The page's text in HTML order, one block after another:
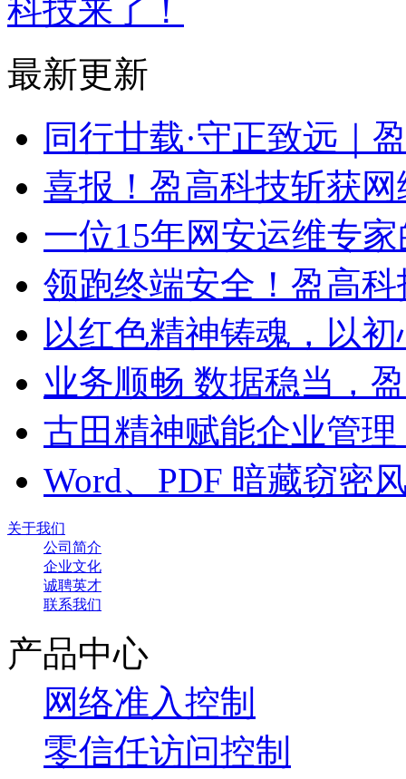
科技来了！
最新更新
同行廿载·守正致远｜
喜报！盈高科技斩获
一位15年网安运维专
领跑终端安全！盈高
以红色精神铸魂，以
业务顺畅 数据稳当，
古田精神赋能企业管
Word、PDF 暗藏窃密
关于我们
公司简介
企业文化
诚聘英才
联系我们
产品中心
网络准入控制
零信任访问控制